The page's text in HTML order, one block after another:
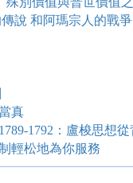
說 和阿瑪宗人的戰爭
真
輕松地為你服務